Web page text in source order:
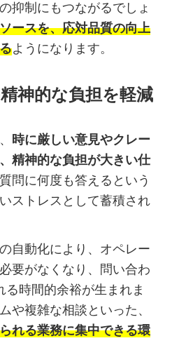
抑制にもつながるでしょ
ースを、応対品質の向上
ようになります。
神的な負担を軽減
時に厳しい意見やクレー
精神的な負担が大きい仕
問に何度も答えるという
ストレスとして蓄積され
自動化により、オペレー
要がなくなり、問い合わ
時間的余裕が生まれま
や複雑な相談といった、
れる業務に集中できる環